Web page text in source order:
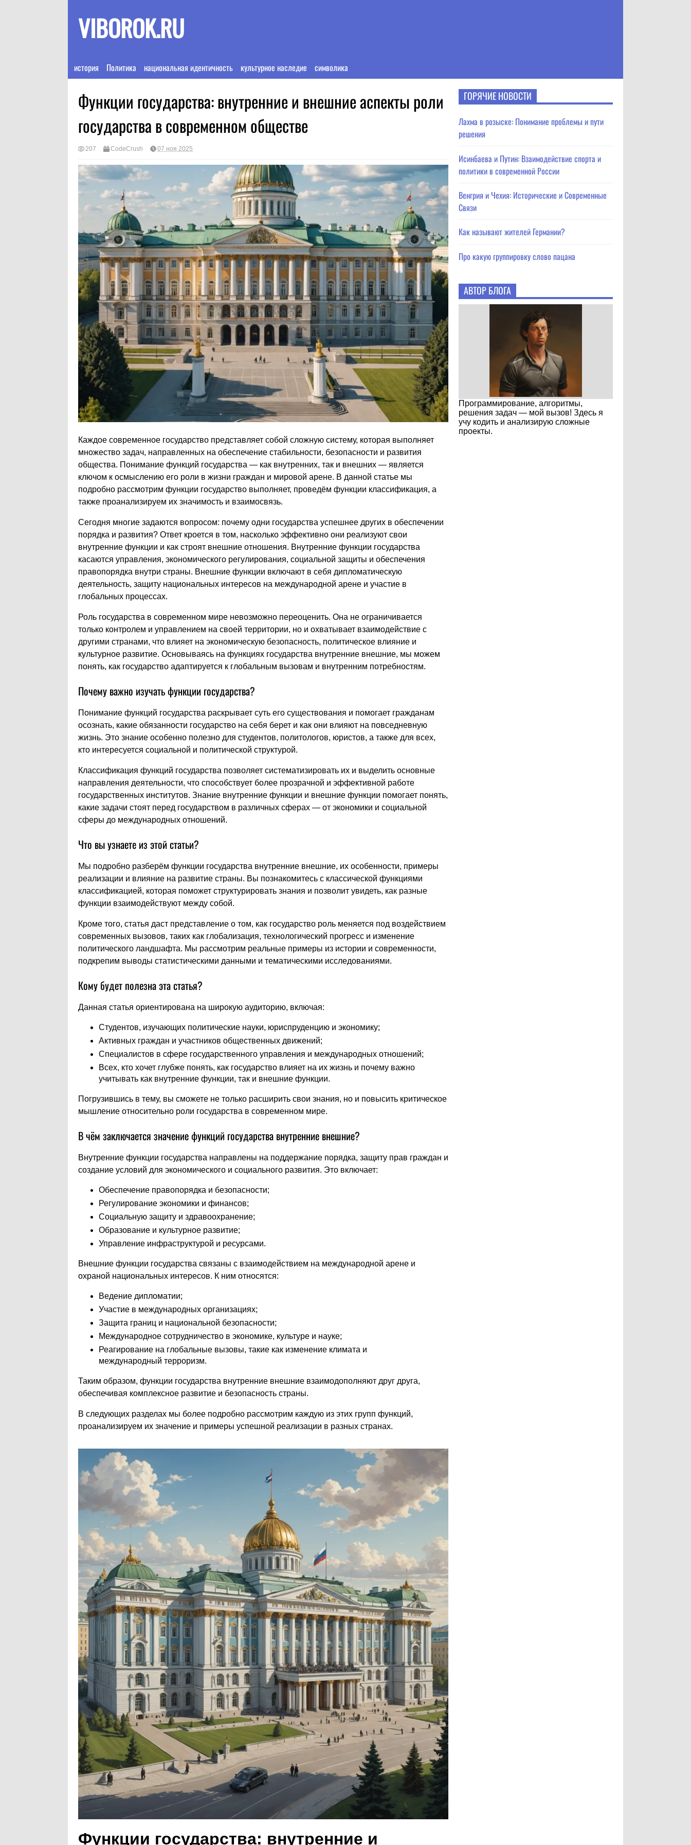
VIBOROK.RU
история Политика национальная идентичность культурное наследие символика
Функции государства: внутренние и внешние аспекты роли
государства в современном обществе
207 CodeCrush 07 ноя 2025
Каждое современное государство представляет собой сложную систему, которая выполняет
множество задач, направленных на обеспечение стабильности, безопасности и развития
общества. Понимание функций государства — как внутренних, так и внешних — является
ключом к осмыслению его роли в жизни граждан и мировой арене. В данной статье мы
подробно рассмотрим функции государство выполняет, проведём функции классификация, а
также проанализируем их значимость и взаимосвязь.
Сегодня многие задаются вопросом: почему одни государства успешнее других в обеспечении
порядка и развития? Ответ кроется в том, насколько эффективно они реализуют свои
внутренние функции и как строят внешние отношения. Внутренние функции государства
касаются управления, экономического регулирования, социальной защиты и обеспечения
правопорядка внутри страны. Внешние функции включают в себя дипломатическую
деятельность, защиту национальных интересов на международной арене и участие в
глобальных процессах.
Роль государства в современном мире невозможно переоценить. Она не ограничивается
только контролем и управлением на своей территории, но и охватывает взаимодействие с
другими странами, что влияет на экономическую безопасность, политическое влияние и
культурное развитие. Основываясь на функциях государства внутренние внешние, мы можем
понять, как государство адаптируется к глобальным вызовам и внутренним потребностям.
Почему важно изучать функции государства?
Понимание функций государства раскрывает суть его существования и помогает гражданам
осознать, какие обязанности государство на себя берет и как они влияют на повседневную
жизнь. Это знание особенно полезно для студентов, политологов, юристов, а также для всех,
кто интересуется социальной и политической структурой.
Классификация функций государства позволяет систематизировать их и выделить основные
направления деятельности, что способствует более прозрачной и эффективной работе
государственных институтов. Знание внутренние функции и внешние функции помогает понять,
какие задачи стоят перед государством в различных сферах — от экономики и социальной
сферы до международных отношений.
Что вы узнаете из этой статьи?
Мы подробно разберём функции государства внутренние внешние, их особенности, примеры
реализации и влияние на развитие страны. Вы познакомитесь с классической функциями
классификацией, которая поможет структурировать знания и позволит увидеть, как разные
функции взаимодействуют между собой.
Кроме того, статья даст представление о том, как государство роль меняется под воздействием
современных вызовов, таких как глобализация, технологический прогресс и изменение
политического ландшафта. Мы рассмотрим реальные примеры из истории и современности,
подкрепим выводы статистическими данными и тематическими исследованиями.
Кому будет полезна эта статья?
Данная статья ориентирована на широкую аудиторию, включая:
Студентов, изучающих политические науки, юриспруденцию и экономику;
Активных граждан и участников общественных движений;
Специалистов в сфере государственного управления и международных отношений;
Всех, кто хочет глубже понять, как государство влияет на их жизнь и почему важно
учитывать как внутренние функции, так и внешние функции.
Погрузившись в тему, вы сможете не только расширить свои знания, но и повысить критическое
мышление относительно роли государства в современном мире.
В чём заключается значение функций государства внутренние внешние?
Внутренние функции государства направлены на поддержание порядка, защиту прав граждан и
создание условий для экономического и социального развития. Это включает:
Обеспечение правопорядка и безопасности;
Регулирование экономики и финансов;
Социальную защиту и здравоохранение;
Образование и культурное развитие;
Управление инфраструктурой и ресурсами.
Внешние функции государства связаны с взаимодействием на международной арене и
охраной национальных интересов. К ним относятся:
Ведение дипломатии;
Участие в международных организациях;
Защита границ и национальной безопасности;
Международное сотрудничество в экономике, культуре и науке;
Реагирование на глобальные вызовы, такие как изменение климата и
международный терроризм.
Таким образом, функции государства внутренние внешние взаимодополняют друг друга,
обеспечивая комплексное развитие и безопасность страны.
В следующих разделах мы более подробно рассмотрим каждую из этих групп функций,
проанализируем их значение и примеры успешной реализации в разных странах.
Функции государства: внутренние и
ГОРЯЧИЕ НОВОСТИ
Лахма в розыске: Понимание проблемы и пути
решения
Исинбаева и Путин: Взаимодействие спорта и
политики в современной России
Венгрия и Чехия: Исторические и Современные
Связи
Как называют жителей Германии?
Про какую группировку слово пацана
АВТОР БЛОГА
Программирование, алгоритмы,
решения задач — мой вызов! Здесь я
учу кодить и анализирую сложные
проекты.